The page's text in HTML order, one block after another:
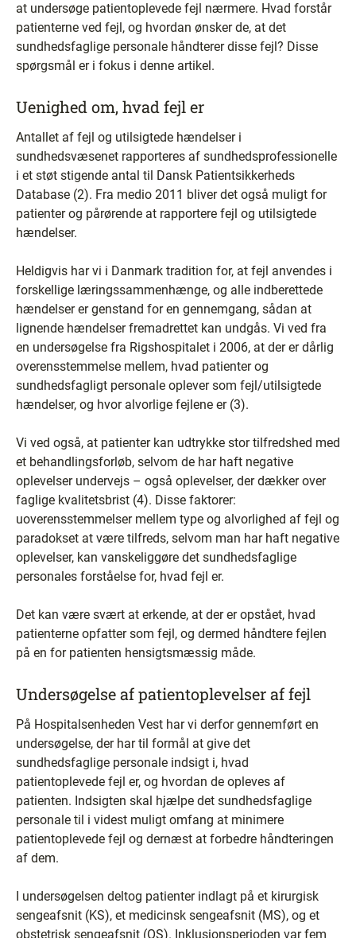
at undersøge patientoplevede fejl nærmere. Hvad forstår
patienterne ved fejl, og hvordan ønsker de, at det
sundhedsfaglige personale håndterer disse fejl? Disse
spørgsmål er i fokus i denne artikel.
Uenighed om, hvad fejl er
Antallet af fejl og utilsigtede hændelser i
sundhedsvæsenet rapporteres af sundhedsprofessionelle
i et støt stigende antal til Dansk Patientsikkerheds
Database (2). Fra medio 2011 bliver det også muligt for
patienter og pårørende at rapportere fejl og utilsigtede
hændelser.
Heldigvis har vi i Danmark tradition for, at fejl anvendes i
forskellige læringssammenhænge, og alle indberettede
hændelser er genstand for en gennemgang, sådan at
lignende hændelser fremadrettet kan undgås. Vi ved fra
en undersøgelse fra Rigshospitalet i 2006, at der er dårlig
overensstemmelse mellem, hvad patienter og
sundhedsfagligt personale oplever som fejl/utilsigtede
hændelser, og hvor alvorlige fejlene er (3).
Vi ved også, at patienter kan udtrykke stor tilfredshed med
et behandlingsforløb, selvom de har haft negative
oplevelser undervejs – også oplevelser, der dækker over
faglige kvalitetsbrist (4). Disse faktorer:
uoverensstemmelser mellem type og alvorlighed af fejl og
paradokset at være tilfreds, selvom man har haft negative
oplevelser, kan vanskeliggøre det sundhedsfaglige
personales forståelse for, hvad fejl er.
Det kan være svært at erkende, at der er opstået, hvad
patienterne opfatter som fejl, og dermed håndtere fejlen
på en for patienten hensigtsmæssig måde.
Undersøgelse af patientoplevelser af fejl
På Hospitalsenheden Vest har vi derfor gennemført en
undersøgelse, der har til formål at give det
sundhedsfaglige personale indsigt i, hvad
patientoplevede fejl er, og hvordan de opleves af
patienten. Indsigten skal hjælpe det sundhedsfaglige
personale til i videst muligt omfang at minimere
patientoplevede fejl og dernæst at forbedre håndteringen
af dem.
I undersøgelsen deltog patienter indlagt på et kirurgisk
sengeafsnit (KS), et medicinsk sengeafsnit (MS), og et
obstetrisk sengeafsnit (OS). Inklusionsperioden var fem